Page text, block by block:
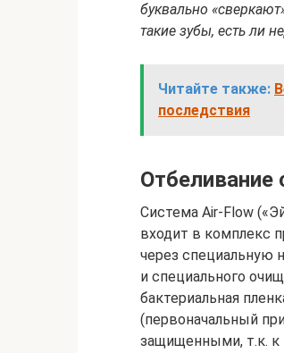
буквально
такие зубы, есть ли
Читайте также:
последствия
Отбеливание
Система Air-Flow
входит в комплекс
через специальную
и специального
бактериальная
(первоначальный
защищенными, т.к. к